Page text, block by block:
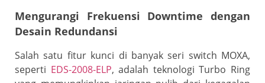
Mengurangi Frekuensi Downtime dengan
Desain Redundansi
Salah satu fitur kunci di banyak seri switch MOXA,
seperti EDS-2008-ELP, adalah teknologi Turbo Ring